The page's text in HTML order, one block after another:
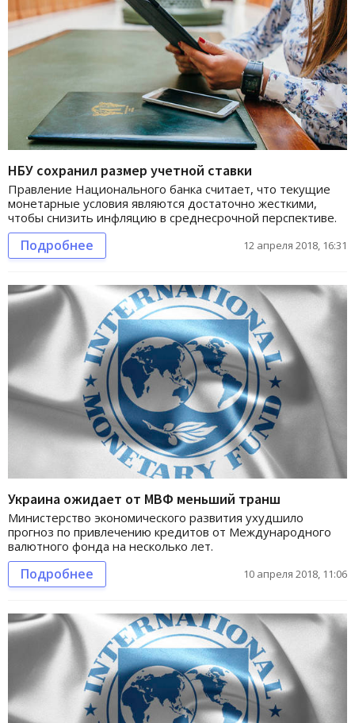
НБУ сохранил размер учетной ставки
Правление Национального банка считает, что текущие
монетарные условия являются достаточно жесткими,
чтобы снизить инфляцию в среднесрочной перспективе.
Подробнее 12 апреля 2018, 16:31
Украина ожидает от МВФ меньший транш
Министерство экономического развития ухудшило
прогноз по привлечению кредитов от Международного
валютного фонда на несколько лет.
Подробнее 10 апреля 2018, 11:06